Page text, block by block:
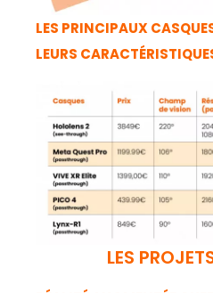
LES PRINCIPAUX
LEURS
LES